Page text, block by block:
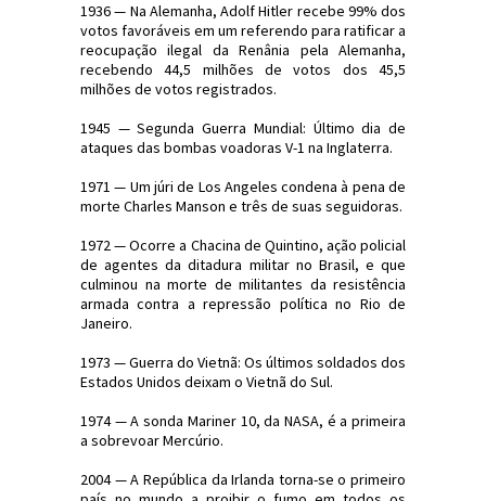
1936 — Na Alemanha, Adolf Hitler recebe 99% dos
votos favoráveis em um referendo para ratificar a
reocupação ilegal da Renânia pela Alemanha,
recebendo 44,5 milhões de votos dos 45,5
milhões de votos registrados.
1945 — Segunda Guerra Mundial: Último dia de
ataques das bombas voadoras V-1 na Inglaterra.
1971 — Um júri de Los Angeles condena à pena de
morte Charles Manson e três de suas seguidoras.
1972 — Ocorre a Chacina de Quintino, ação policial
de agentes da ditadura militar no Brasil, e que
culminou na morte de militantes da resistência
armada contra a repressão política no Rio de
Janeiro.
1973 — Guerra do Vietnã: Os últimos soldados dos
Estados Unidos deixam o Vietnã do Sul.
1974 — A sonda Mariner 10, da NASA, é a primeira
a sobrevoar Mercúrio.
2004 — A República da Irlanda torna-se o primeiro